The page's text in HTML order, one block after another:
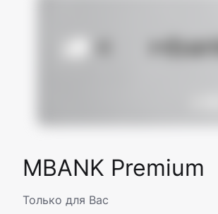
MBANK Premium
Только для Вас